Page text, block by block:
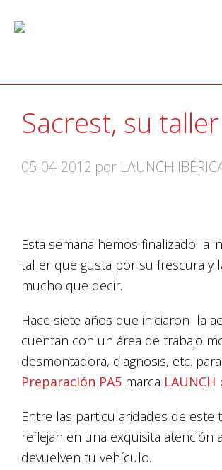
Sacrest, su
05-04-2012 por LAUNCH
Esta semana hemos finalizado la
taller que gusta por su frescura y
mucho que decir.
Hace siete años que iniciaron la
cuentan con un área de trabajo
desmontadora, diagnosis, etc.
Preparación PA5 marca LAUNCH
Entre las particularidades de este
reflejan en una exquisita
devuelven tu vehículo.